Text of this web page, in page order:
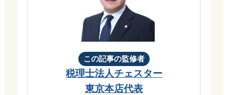
この記事の監修者
税理士法人チェスター
東京本店代表